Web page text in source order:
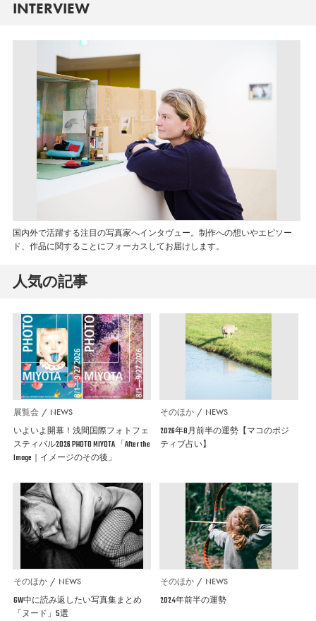
INTERVIEW
国内外で活躍する注目の写真家へインタヴュー。制作への想いやエピソー
ド、作品に関することにフォーカスしてお届けします。
人気の記事
展覧会 NEWS
いよいよ開幕！浅間国際フォトフェ
スティバル2026 PHOTO MIYOTA 「After the
Image｜イメージのその後」
そのほか NEWS
2026年8月前半の運勢【マコのポジ
ティブ占い】
そのほか NEWS
GW中に読み返したい写真集まとめ
「ヌード」5選
そのほか NEWS
2024年前半の運勢